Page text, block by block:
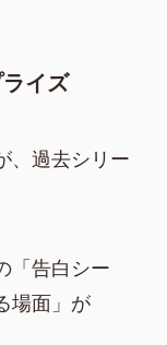
イズ
、過去シリー
「告白シー
場面」が